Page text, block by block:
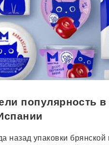
популярность
назад упаковки